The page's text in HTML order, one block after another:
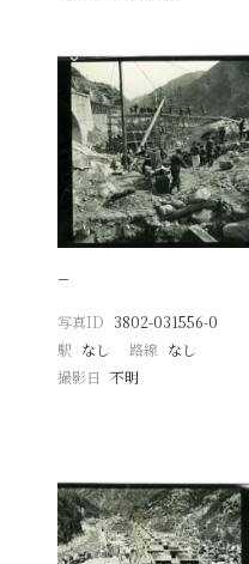
−
写真ID 3802-031556-0
駅 なし 路線 なし
撮影日
不明